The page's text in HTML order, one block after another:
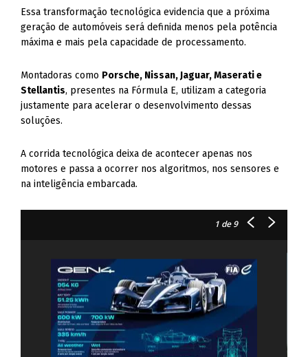
Essa transformação tecnológica evidencia que a próxima
geração de automóveis será definida menos pela potência
máxima e mais pela capacidade de processamento.
Montadoras como Porsche, Nissan, Jaguar, Maserati e
Stellantis, presentes na Fórmula E, utilizam a categoria
justamente para acelerar o desenvolvimento dessas
soluções.
A corrida tecnológica deixa de acontecer apenas nos
motores e passa a ocorrer nos algoritmos, nos sensores e
na inteligência embarcada.
1de 9